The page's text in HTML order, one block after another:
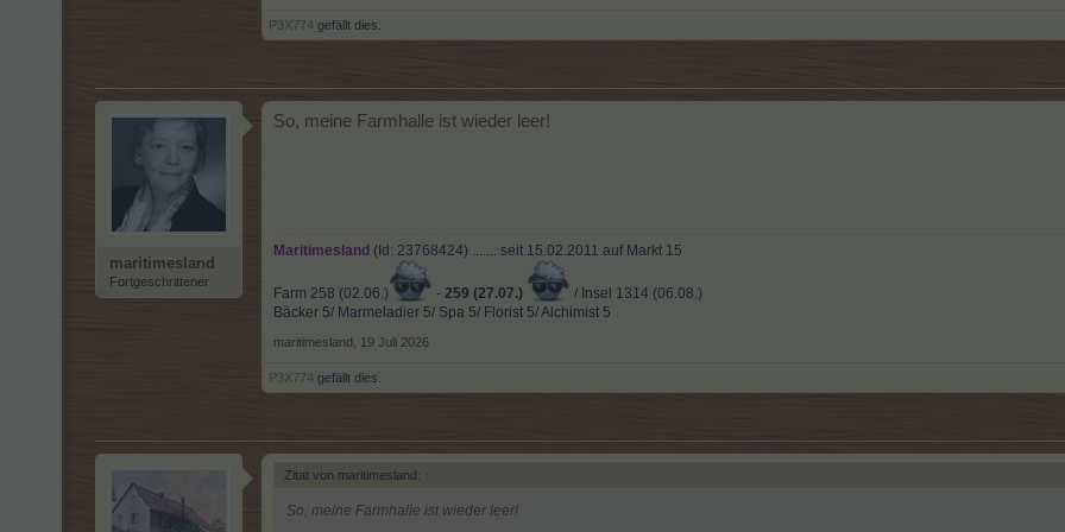
P3X774 gefällt dies.
maritimesland
Fortgeschrittener
So, meine Farmhalle ist wieder leer!
Maritimesland (Id: 23768424) ....... seit 15.02.2011 auf Markt 15
Farm 258 (02.06.) - 259 (27.07.)
/ Insel 1314 (06.08.)
Bäcker 5/ Marmeladier 5/ Spa 5/ Florist 5/ Alchimist 5
maritimesland 19 Juli 2026
P3X774 gefällt dies.
Zitat von maritimesland: ↑
So, meine Farmhalle ist wieder leer!